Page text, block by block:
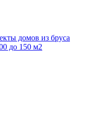
домов из бруса
до 150 м2